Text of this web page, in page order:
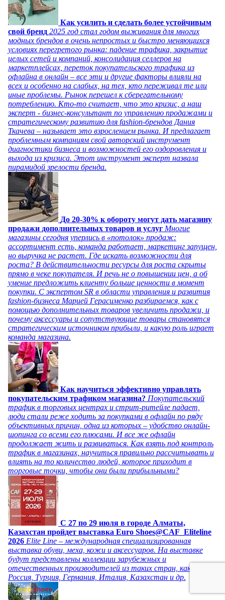
Как усилить и сделать более устойчивым
свой бренд 2025 год стал годом выживания для многих
модных брендов в очень непростых и быстро меняющихся
условиях перегретого рынка: падение трафика, закрытие
целых сетей и компаний, консолидация селлеров на
маркетплейсах, переток покупательского трафика из
офлайна в онлайн – все эти и другие факторы влияли на
всех и особенно на слабых, на тех, кто переживал те или
иные проблемы. Рынок перешел к сберегательному
потреблению. Кто-то считает, что это кризис, а наш
эксперт - бизнес-консультант по управлению продажами и
стратегическому развитию для fashion-брендов Дания
Ткачева – называет это взрослением рынка. И предлагает
проблемным компаниям свой авторский инструмент
диагностики бизнеса и возможностей его оздоровления и
выхода из кризиса. Этот инструмент эксперт назвала
пирамидой зрелости бренда.
До 20-30% к обороту могут дать магазину
продажи дополнительных товаров и услуг Многие
магазины сегодня уперлись в «потолок» продаж:
ассортимент есть, команда работает, маркетинг запущен,
но выручка не растет. Где искать возможности для
роста? В действительности ресурсы для роста скрыты
прямо в чеке покупателя. И речь не о повышении цен, а об
умение предложить клиенту больше ценности в момент
покупки. С экспертом SR в области управления и развития
fashion-бизнеса Марией Герасименко разбираемся, как с
помощью дополнительных товаров увеличить продажи, и
почему аксессуары и сопутствующие товары становятся
стратегическим источником прибыли, и какую роль играет
команда магазина.
Как научиться эффективно управлять
покупательским трафиком магазина? Покупательский
трафик в торговых центрах и стрит-ритейле падает,
люди стали реже ходить за покупками в офлайн по ряду
объективных причин, одна из которых – удобство онлайн-
шопинга со всеми его плюсами. И все же офлайн
продолжает жить и развиваться. Как взять под контроль
трафик в магазинах, научиться правильно рассчитывать и
влиять на то количество людей, которое приходит в
торговые точки, чтобы они были прибыльными?
C 27 по 29 июля в городе Алматы,
Казахстан пройдет выставка Euro Shoes@CAF_Eliteline
2026 Elite Line – международная специализированная
выставка обуви, меха, кожи и аксессуаров. На выставке
будут представлены коллекции зарубежных и
отечественных производителей из таких стран, как
Россия, Турция, Германия, Италия, Казахстан и др.